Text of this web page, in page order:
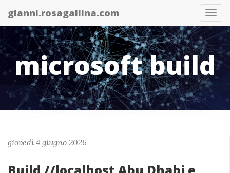
gianni.rosagallina.com
microsoft build
giovedì 4 giugno 2026